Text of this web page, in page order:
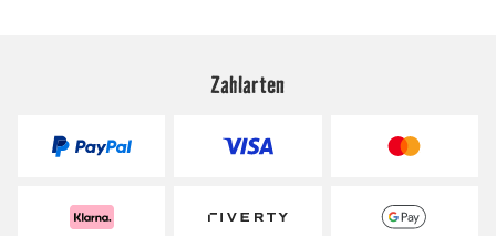
Zahlarten